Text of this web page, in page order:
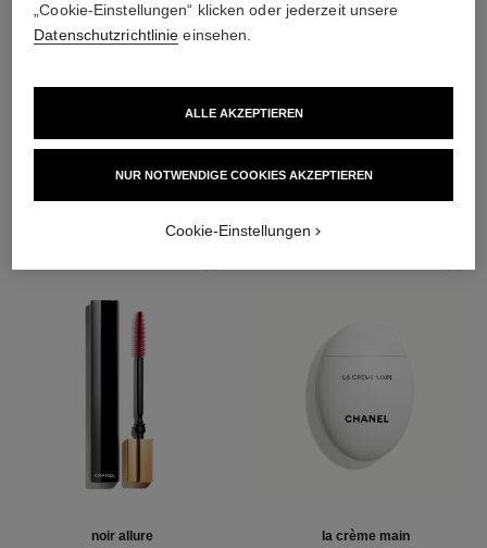
DIE PERFEKTE KOMBINATION
noir allure la crème main
„Cookie-Einstellungen“ klicken oder jederzeit unsere
Datenschutzrichtlinie einsehen.
NUR NOTWENDIGE COOKIES AKZEPTIEREN
ALLE AKZEPTIEREN
Cookie-Einstellungen